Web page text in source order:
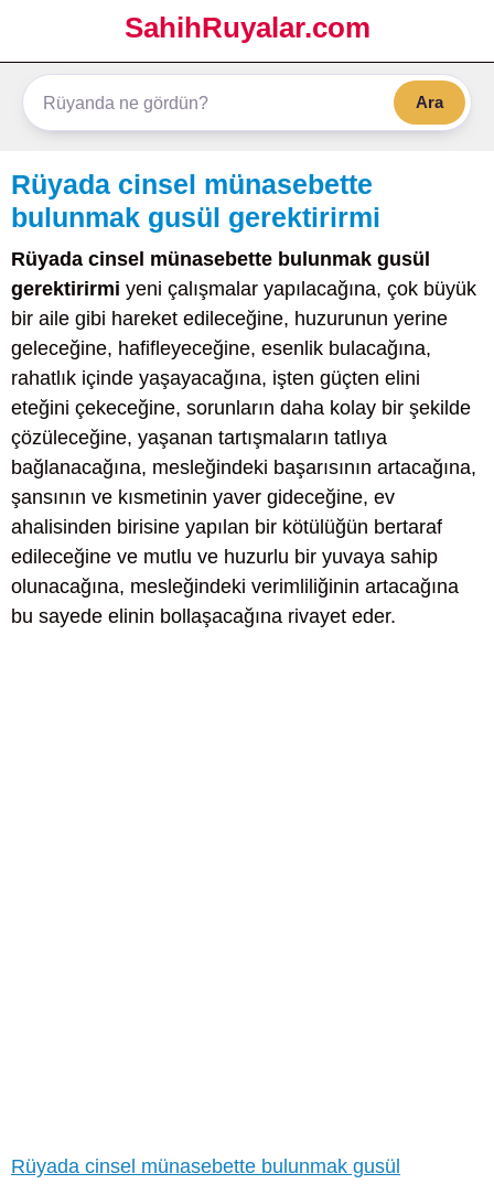
SahihRuyalar.com
Ara
Rüyada cinsel münasebette
bulunmak gusül gerektirirmi
Rüyada cinsel münasebette bulunmak gusül
gerektirirmi yeni çalışmalar yapılacağına, çok büyük
bir aile gibi hareket edileceğine, huzurunun yerine
geleceğine, hafifleyeceğine, esenlik bulacağına,
rahatlık içinde yaşayacağına, işten güçten elini
eteğini çekeceğine, sorunların daha kolay bir şekilde
çözüleceğine, yaşanan tartışmaların tatlıya
bağlanacağına, mesleğindeki başarısının artacağına,
şansının ve kısmetinin yaver gideceğine, ev
ahalisinden birisine yapılan bir kötülüğün bertaraf
edileceğine ve mutlu ve huzurlu bir yuvaya sahip
olunacağına, mesleğindeki verimliliğinin artacağına
bu sayede elinin bollaşacağına rivayet eder.
Rüyada cinsel münasebette bulunmak gusül